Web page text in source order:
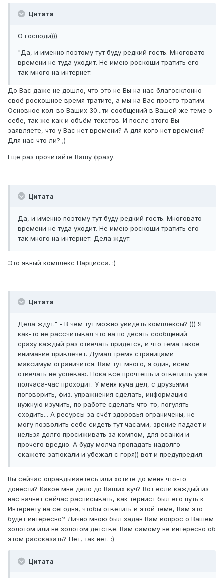
Цитата
О господи)))
"Да, и именно поэтому тут буду редкий гость. Многовато
времени не туда уходит. Не имею роскоши тратить его
так много на интернет.
До Вас даже не дошло, что это не Вы на нас благосклонно
своё роскошное время тратите, а мы на Вас просто тратим.
Основное кол-во Ваших 30...ти сообщений в Вашей же теме о
себе, так же как и объём текстов. И после этого Вы
заявляете, что у Вас нет времени? А для кого нет времени?
Для нас что ли? ;)
Ещё раз прочитайте Вашу фразу.
Цитата
Да, и именно поэтому тут буду редкий гость. Многовато
времени не туда уходит. Не имею роскоши тратить его
так много на интернет. Дела ждут.
Это явный комплекс Нарцисса. :)
Цитата
Дела ждут." - В чём тут можно увидеть комплексы? ))) Я
как-то не рассчитывал что на по десять сообщений
сразу каждый раз отвечать придётся, и что тема такое
внимание привлечёт. Думал тремя страницами
максимум ограничится. Вам тут много, я один, всем
отвечать не успеваю. Пока всё прочтёшь и ответишь уже
полчаса-час проходит. У меня куча дел, с друзьями
поговорить, физ. упражнения сделать, информацию
нужную изучить, по работе сделать что-то, погулять
сходить... А ресурсы за счёт здоровья ограничены, не
могу позволить себе сидеть тут часами, зрение падает и
нельзя долго просиживать за компом, для осанки и
прочего вредно. А буду молча пропадать надолго -
скажете затюкали и убежал с горя)) вот и предупредил.
Вы сейчас оправдываетесь или хотите до меня что-то
донести? Какое мне дело до Ваших куч? Вот если каждый из
нас начнёт сейчас расписывать, как тернист был его путь к
Интернету на сегодня, чтобы ответить в этой теме, Вам это
будет интересно? Лично мною был задан Вам вопрос о Вашем
золотом или не золотом детстве. Вам самому не интересно об
этом рассказать? Нет, так нет. :)
Цитата